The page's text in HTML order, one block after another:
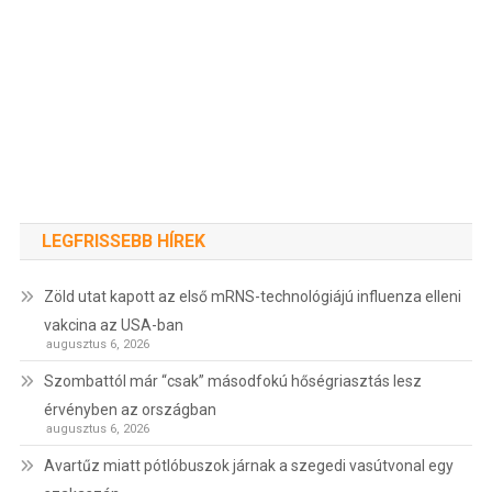
LEGFRISSEBB HÍREK
Zöld utat kapott az első mRNS-technológiájú influenza elleni
vakcina az USA-ban
augusztus 6, 2026
Szombattól már “csak” másodfokú hőségriasztás lesz
érvényben az országban
augusztus 6, 2026
Avartűz miatt pótlóbuszok járnak a szegedi vasútvonal egy